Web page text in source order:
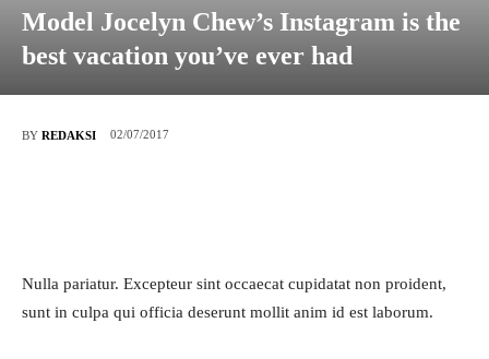
Model Jocelyn Chew’s Instagram is the
best vacation you’ve ever had
BY REDAKSI 02/07/2017
Nulla pariatur. Excepteur sint occaecat cupidatat non proident,
sunt in culpa qui officia deserunt mollit anim id est laborum.